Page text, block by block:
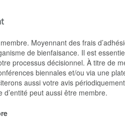
Moyennant des frais
de bienfaisance. Il est
processus décisionnel. À titre de
biennales et/ou via une
aussi votre avis
peut aussi être membre.